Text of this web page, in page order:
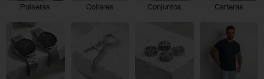
Pulseras Collares Conjuntos Carteras